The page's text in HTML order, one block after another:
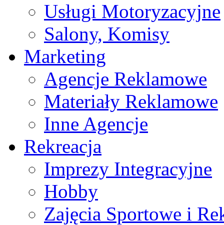
Usługi Motoryzacyjne
Salony, Komisy
Marketing
Agencje Reklamowe
Materiały Reklamowe
Inne Agencje
Rekreacja
Imprezy Integracyjne
Hobby
Zajęcia Sportowe i